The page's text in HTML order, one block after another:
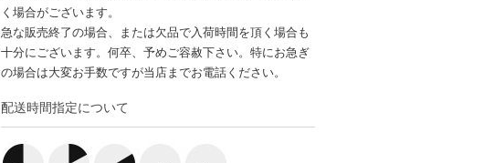
く場合がございます。
急な販売終了の場合、または欠品で入荷時間を頂く場合も
十分にございます。何卒、予めご容赦下さい。特にお急ぎ
の場合は大変お手数ですが当店までお電話ください。
配送時間指定について